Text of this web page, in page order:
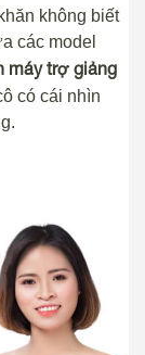
không biết
các model
máy trợ giảng
có cái nhìn